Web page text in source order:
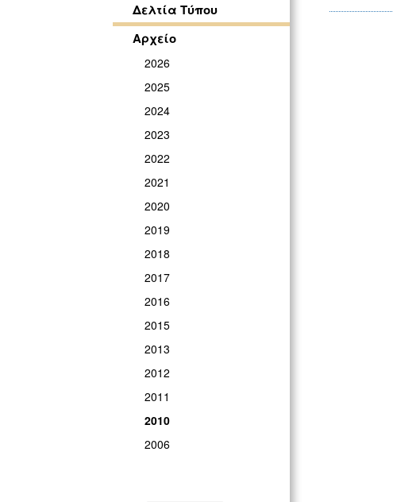
Δελτία Τύπου
Αρχείο
2026
2025
2024
2023
2022
2021
2020
2019
2018
2017
2016
2015
2013
2012
2011
2010
2006